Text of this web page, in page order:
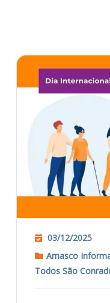
03/12/2025
Amasco
Todos São